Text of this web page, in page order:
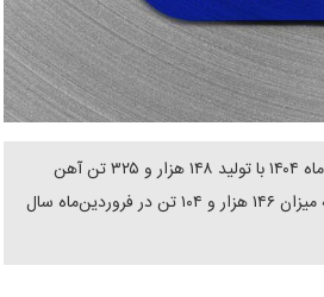
دنیای معدن: فولادمردان جبهه تولید واحد آهن‌سازی شرکت فولاد و نورد سبا در اردیبهشت‌ماه ۱۴۰۴ با تولید ۱۴۸ هزار و ۳۲۵ تن آهن
اسفنجی، موفق به بهبود سقف تولید ماهانه این محصول شدند و حدنصاب تولید قبلی که به میزان ۱۴۶ هزار و ۱۰۴ تن در فروردین‌ماه سال